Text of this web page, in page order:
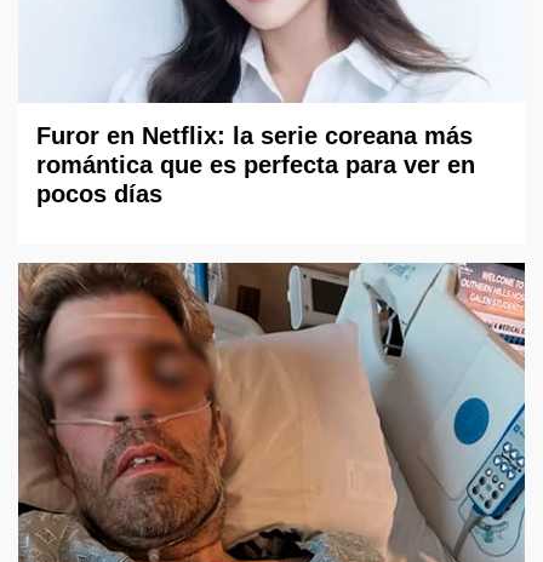
Furor en Netflix: la serie coreana más
romántica que es perfecta para ver en
pocos días